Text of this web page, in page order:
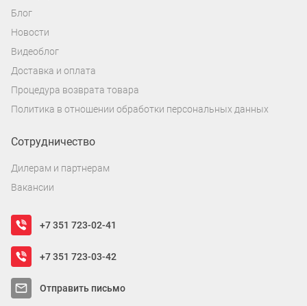
Блог
Новости
Видеоблог
Доставка и оплата
Процедура возврата товара
Политика в отношении обработки персональных данных
Сотрудничество
Дилерам и партнерам
Вакансии
+7 351 723-02-41
+7 351 723-03-42
Отправить письмо